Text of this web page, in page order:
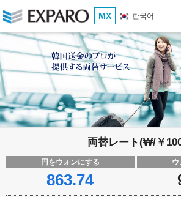
MX 한국어
両替レート(₩/￥
円をウォンにする
863.74
ウ